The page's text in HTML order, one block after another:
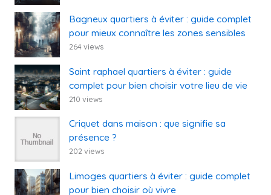
Bagneux quartiers à éviter : guide complet
pour mieux connaître les zones sensibles
264 views
Saint raphael quartiers à éviter : guide
complet pour bien choisir votre lieu de vie
210 views
Criquet dans maison : que signifie sa
présence ?
202 views
Limoges quartiers à éviter : guide complet
pour bien choisir où vivre